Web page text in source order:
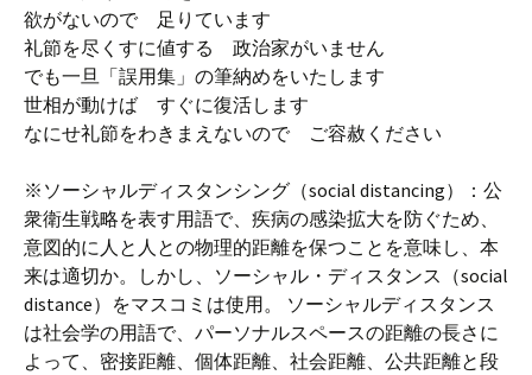
欲がないので 足りています
礼節を尽くすに値する 政治家がいません
でも一旦「誤用集」の筆納めをいたします
世相が動けば すぐに復活します
なにせ礼節をわきまえないので ご容赦ください
※ソーシャルディスタンシング（social distancing）：公
衆衛生戦略を表す用語で、疾病の感染拡大を防ぐため、
意図的に人と人との物理的距離を保つことを意味し、本
来は適切か。しかし、ソーシャル・ディスタンス（social
distance）をマスコミは使用。 ソーシャルディスタンス
は社会学の用語で、パーソナルスペースの距離の長さに
よって、密接距離、個体距離、社会距離、公共距離と段